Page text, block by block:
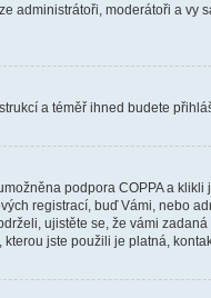
administrátoři, moderátoři a vy
a téměř ihned budete
podpora COPPA a klikli
registrací, buď Vámi, nebo
ujistěte se, že vámi
jste použili je platná,